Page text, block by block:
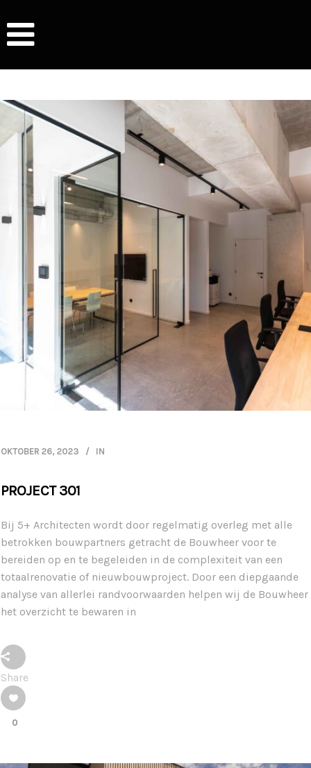
OKTOBER 26, 2023 IN
PROJECT 301
Bij 5+ Architecten wordt door regelmatig overleg met alle
betrokken bouwpartners getracht de Bouwheer voor te
bereiden op en te begeleiden in de complexiteit van een
totaalrenovatie of nieuwbouwproject. Door een diepgaande
analyse van allerlei randvoorwaarden helpen wij de Bouwheer
het overzicht te bewaren in
Share
0